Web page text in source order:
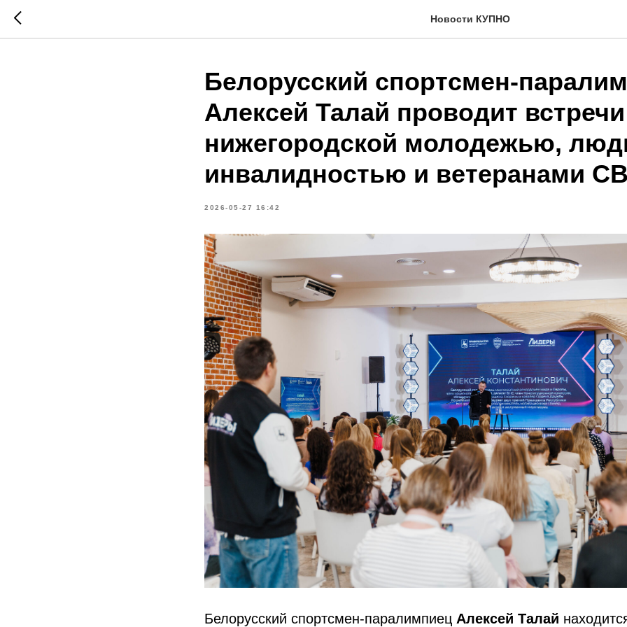
Новости КУПНО
Белорусский спортсмен-
Алексей Талай проводит
нижегородской молодежью,
инвалидностью и ветеранами
2026-05-27 16:42
Белорусский спортсмен-паралимпиец Алексей Талай